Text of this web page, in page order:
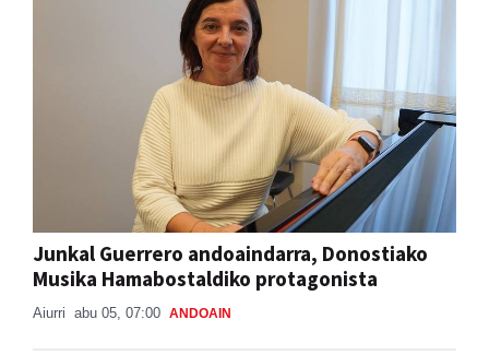
Junkal Guerrero andoaindarra, Donostiako
Musika Hamabostaldiko protagonista
Aiurri abu 05, 07:00 ANDOAIN